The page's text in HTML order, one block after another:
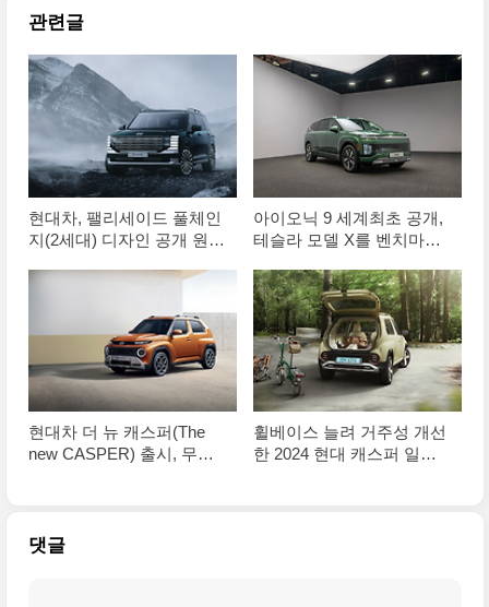
관련글
현대차, 팰리세이드 풀체인
지(2세대) 디자인 공개 원본
아이오닉 9 세계최초 공개,
테슬라 모델 X를 벤치마킹?
현대차 더 뉴 캐스퍼(The
new CASPER) 출시, 무엇
휠베이스 늘려 거주성 개선
한 2024 현대 캐스퍼 일렉
댓글